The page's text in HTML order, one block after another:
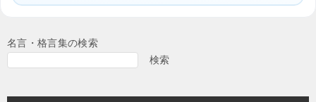
名言・格言集の検索
検索